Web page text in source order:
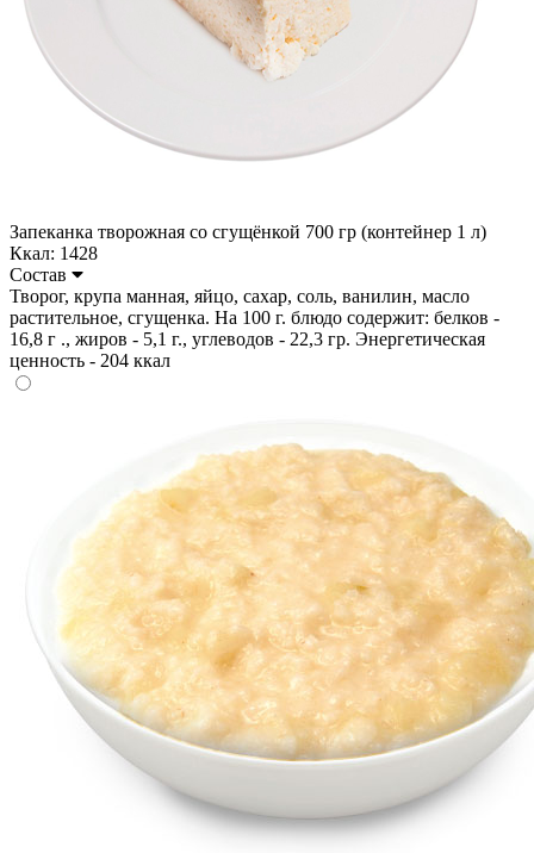
Запеканка творожная со сгущёнкой 700 гр (контейнер 1 л)
Ккал: 1428
Состав
Творог, крупа манная, яйцо, сахар, соль, ванилин, масло
растительное, сгущенка. На 100 г. блюдо содержит: белков -
16,8 г ., жиров - 5,1 г., углеводов - 22,3 гр. Энергетическая
ценность - 204 ккал